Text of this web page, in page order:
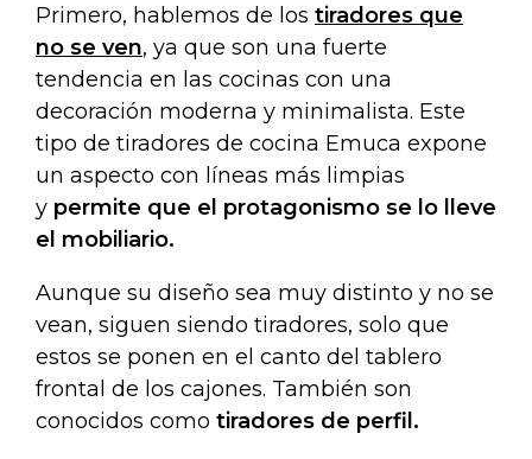
Primero, hablemos de los tiradores que
no se ven, ya que son una fuerte
tendencia en las cocinas con una
decoración moderna y minimalista. Este
tipo de tiradores de cocina Emuca expone
un aspecto con líneas más limpias
y permite que el protagonismo se lo lleve
el mobiliario.
Aunque su diseño sea muy distinto y no se
vean, siguen siendo tiradores, solo que
estos se ponen en el canto del tablero
frontal de los cajones. También son
conocidos como tiradores de perfil.